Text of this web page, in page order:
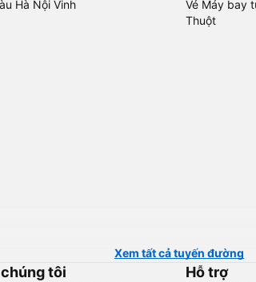
Hà Nội Vinh
Vé Máy bay
Thuột
Xem tất cả tuyến đường
tôi Hỗ trợ